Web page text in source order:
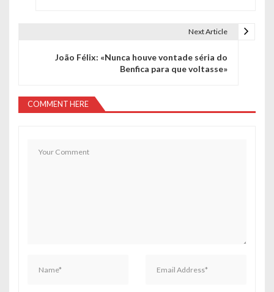
ç
Next Article
João Félix: «Nunca houve vontade séria do
Benfica para que voltasse»
COMMENT HERE